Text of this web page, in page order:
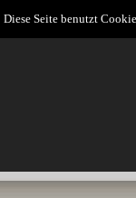
Diese Seite benutzt